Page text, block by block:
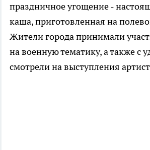
праздничное угощение -
каша, приготовленная на
Жители города принимали
на военную тематику, а также с
смотрели на выступления